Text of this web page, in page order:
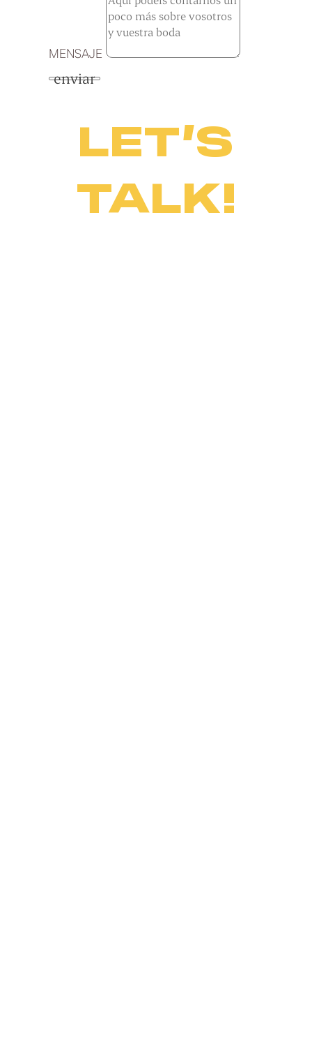
MENSAJE
enviar
LET’S
TALK!